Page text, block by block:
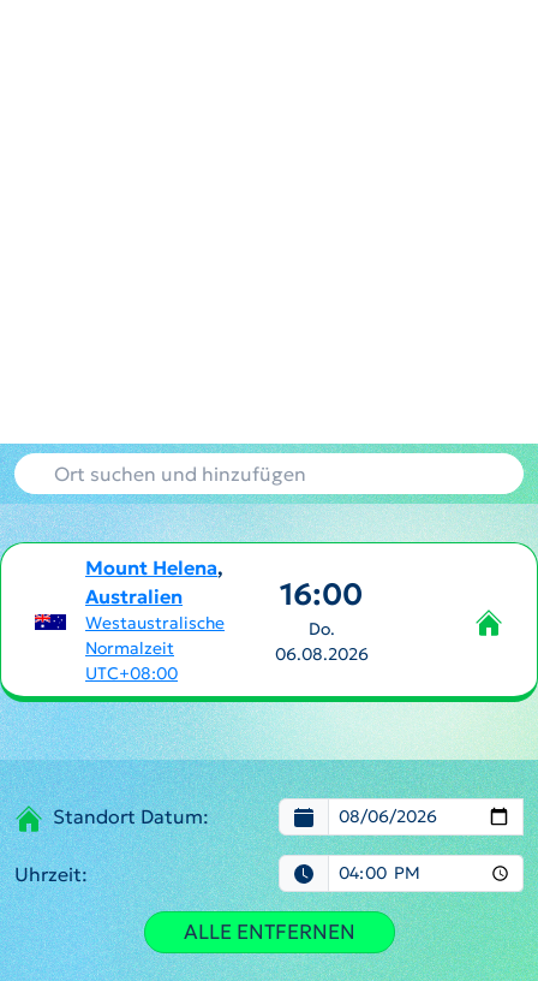
Mount Helena,
Australien
Westaustralische
Normalzeit
UTC+08:00
16:00
Do.
06.08.2026
Standort Datum:
Uhrzeit:
ALLE ENTFERNEN